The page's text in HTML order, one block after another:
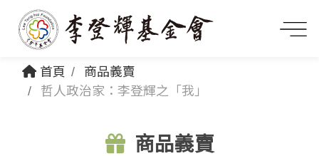
首頁
商品義賣
哲人政治家：李登輝之「我」
商品義賣